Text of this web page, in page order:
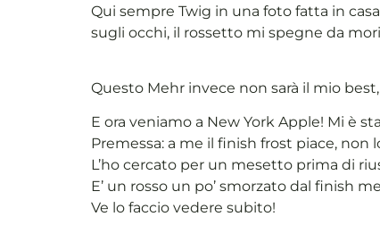
Qui sempre Twig in una foto fatta in
sugli occhi, il rossetto mi spegne da
Questo Mehr invece non sarà il mio
E ora veniamo a New York Apple! Mi è
Premessa: a me il finish frost piace, non
L’ho cercato per un mesetto prima di
E’ un rosso un po’ smorzato dal finish
Ve lo faccio vedere subito!